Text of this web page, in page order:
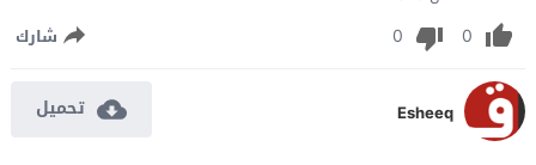
0
0 شارك
Esheeq تحميل